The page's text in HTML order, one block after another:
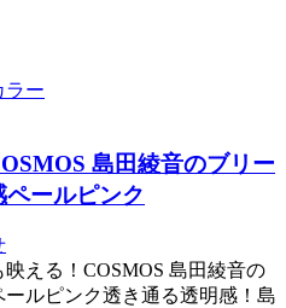
島田綾音のブリー
ールピンク
える！COSMOS 島田綾音の
ルピンク透き通る透明感！島